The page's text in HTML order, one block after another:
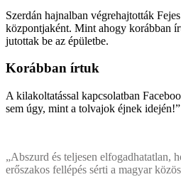
Szerdán hajnalban végrehajtották
központjaként. Mint ahogy korábban
jutottak be az épületbe.
Korábban írtuk
A kilakoltatással kapcsolatban
sem úgy, mint a tolvajok éjnek idején!”
„Abszurd és teljesen elfogadhatatlan,
erőszakos fellépés sérti a magyar